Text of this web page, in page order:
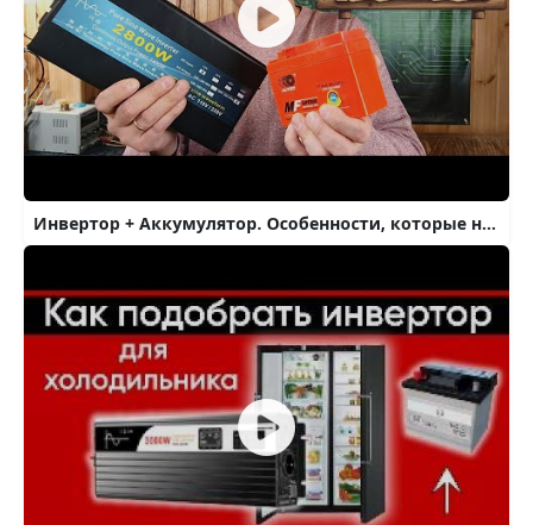
Инвертор + Аккумулятор. Особенности, которые нужно знать. Глубокий разряд - конец инвертору и АКБ.